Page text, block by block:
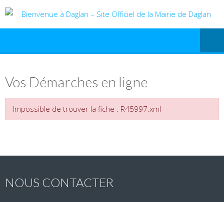
Vos Démarches en ligne
Impossible de trouver la fiche : R45997.xml
NOUS CONTACTER